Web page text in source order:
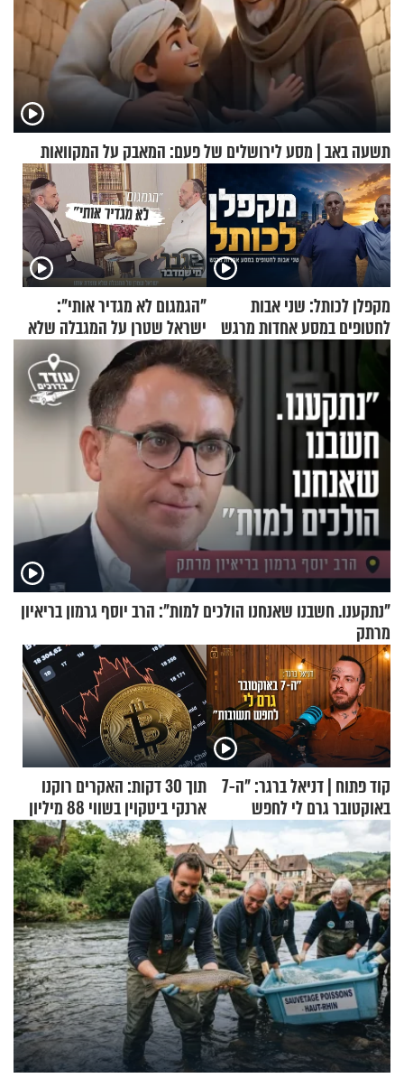
תשעה באב | מסע לירושלים של פעם: המאבק על המקוואות
מקפלן לכותל: שני אבות
לחטופים במסע אחדות מרגש
"הגמגום לא מגדיר אותי":
ישראל שטרן על המגבלה שלא
עוצרת אותו
"נתקענו. חשבנו שאנחנו הולכים למות": הרב יוסף גרמון בריאיון
מרתק
קוד פתוח | דניאל ברגר: "ה-7
באוקטובר גרם לי לחפש
תשובות"
תוך 30 דקות: האקרים רוקנו
ארנקי ביטקוין בשווי 88 מיליון
דולר